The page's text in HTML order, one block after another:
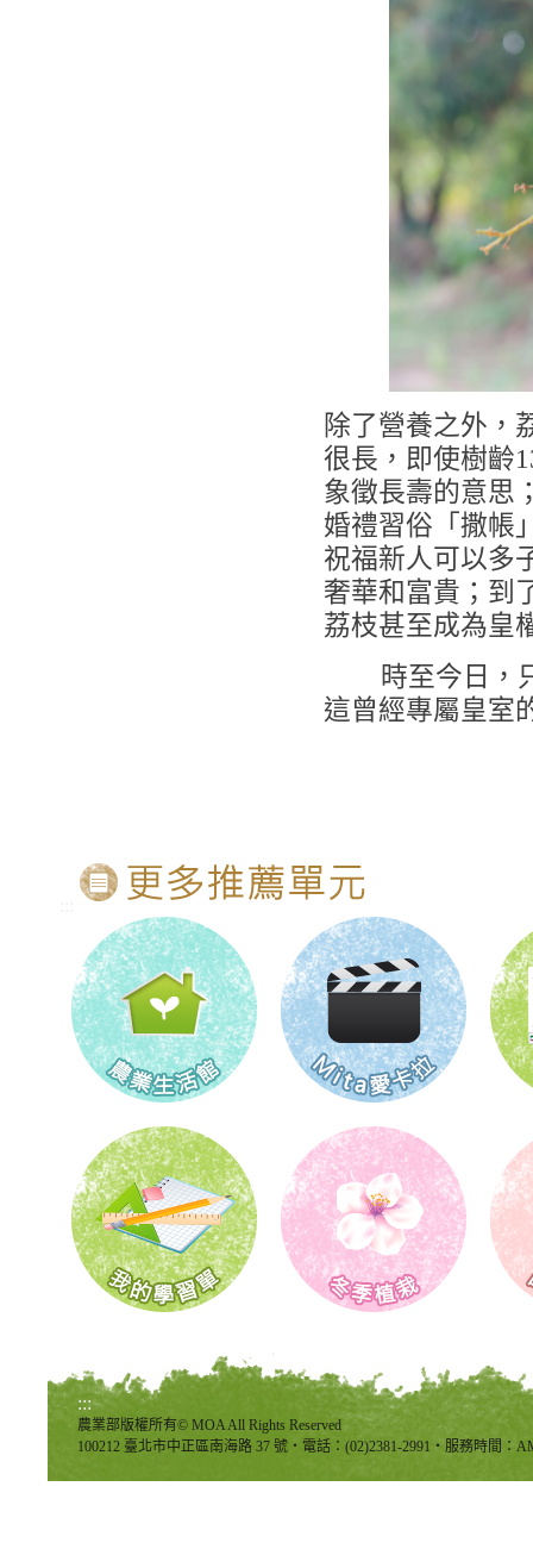
除了營養之外，
很長，即使樹齡
象徵長壽的意思
婚禮習俗「撒帳
祝福新人可以多
奢華和富貴；到
荔枝甚至成為皇
時至今日，只
這曾經專屬皇室
:::
農業部版權所有© MOA All Rights Reserved
100212 臺北市中正區南海路 37 號‧電話：(02)2381-2991‧服務時間：